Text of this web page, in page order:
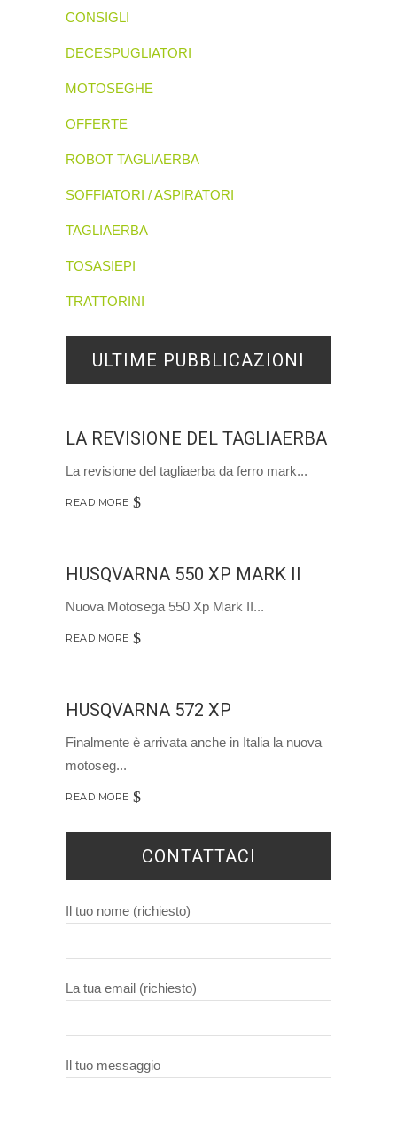
CONSIGLI
DECESPUGLIATORI
MOTOSEGHE
OFFERTE
ROBOT TAGLIAERBA
SOFFIATORI / ASPIRATORI
TAGLIAERBA
TOSASIEPI
TRATTORINI
ULTIME PUBBLICAZIONI
LA REVISIONE DEL TAGLIAERBA
La revisione del tagliaerba da ferro mark
READ MORE
HUSQVARNA 550 XP MARK II
Nuova Motosega 550 Xp Mark II
READ MORE
HUSQVARNA 572 XP
Finalmente è arrivata anche in Italia la nuova
motoseg
READ MORE
CONTATTACI
Il tuo nome (richiesto)
La tua email (richiesto)
Il tuo messaggio